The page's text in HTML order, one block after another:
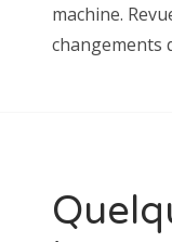
machine.
changements